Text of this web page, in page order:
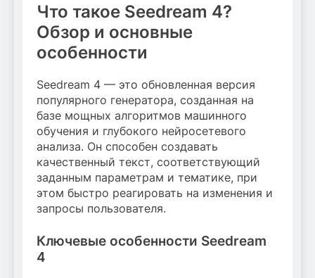
Что такое Seedream 4?
Обзор и основные
особенности
Seedream 4 — это обновленная версия
популярного генератора, созданная на
базе мощных алгоритмов машинного
обучения и глубокого нейросетевого
анализа. Он способен создавать
качественный текст, соответствующий
заданным параметрам и тематике, при
этом быстро реагировать на изменения и
запросы пользователя.
Ключевые особенности Seedream
4